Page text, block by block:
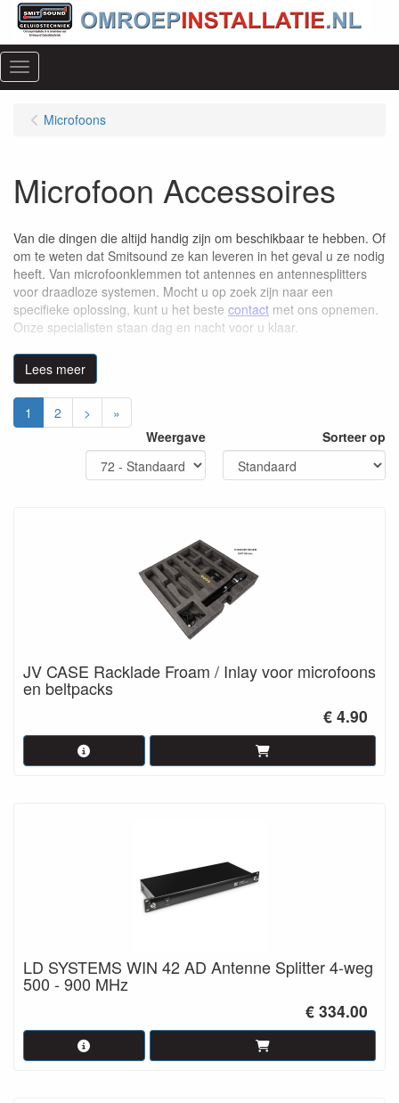
Menu
Microfoons
Microfoon Accessoires
Van die dingen die altijd handig zijn om beschikbaar te hebben. Of
om te weten dat Smitsound ze kan leveren in het geval u ze nodig
heeft. Van microfoonklemmen tot antennes en antennesplitters
voor draadloze systemen. Mocht u op zoek zijn naar een
specifieke oplossing, kunt u het beste contact met ons opnemen.
Onze specialisten staan dag en nacht voor u klaar.
Lees meer
1 2 >
»
Weergave
Sorteer op
JV CASE Racklade Froam / Inlay voor microfoons
en beltpacks
€ 4.90
LD SYSTEMS WIN 42 AD Antenne Splitter 4-weg
500 - 900 MHz
€ 334.00